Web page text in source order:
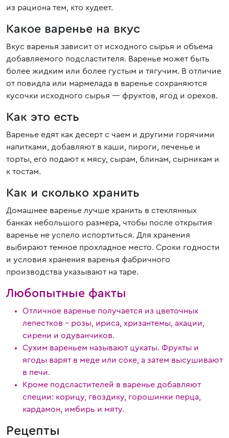
из рациона тем, кто худеет.
Какое варенье на вкус
Вкус варенья зависит от исходного сырья и объема
добавляемого подсластителя. Варенье может быть
более жидким или более густым и тягучим. В отличие
от повидла или мармелада в варенье сохраняются
кусочки исходного сырья — фруктов, ягод и орехов.
Как это есть
Варенье едят как десерт с чаем и другими горячими
напитками, добавляют в каши, пироги, печенье и
торты, его подают к мясу, сырам, блинам, сырникам и
к тостам.
Как и сколько хранить
Домашнее варенье лучше хранить в стеклянных
банках небольшого размера, чтобы после открытия
варенье не успело испортиться. Для хранения
выбирают темное прохладное место. Сроки годности
и условия хранения варенья фабричного
производства указывают на таре.
Любопытные факты
Отличное варенье получается из цветочных
лепестков – розы, ириса, хризантемы, акации,
сирени и одуванчиков.
Сухим вареньем называют цукаты. Фрукты и
ягоды варят в меде или соке, а затем высушивают
в печи.
Кроме подсластителей в варенье добавляют
специи: корицу, гвоздику, горошинки перца,
кардамон, имбирь и мяту.
Рецепты